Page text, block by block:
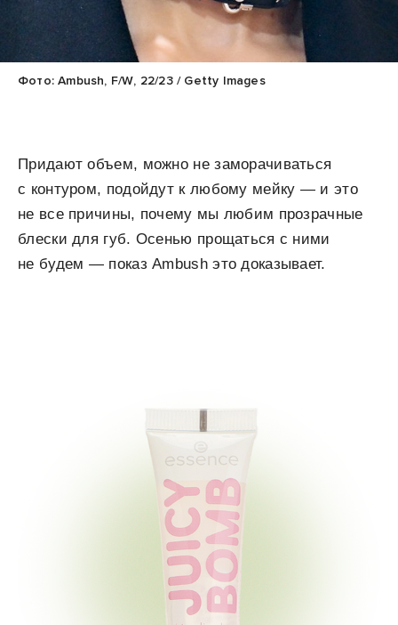
Фото: Ambush, F/W, 22/23 / Getty Images
Придают объем, можно не заморачиваться
с контуром, подойдут к любому мейку — и это
не все причины, почему мы любим прозрачные
блески для губ. Осенью прощаться с ними
не будем — показ Ambush это доказывает.